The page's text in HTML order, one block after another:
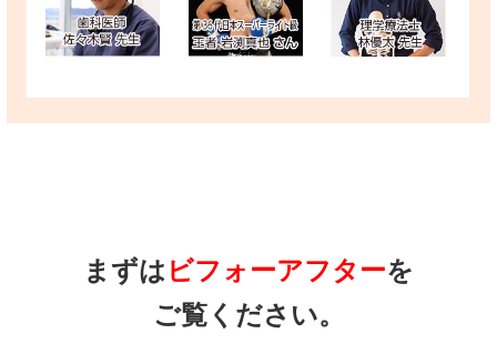
まずは ビフォーアフターを
ご覧ください。